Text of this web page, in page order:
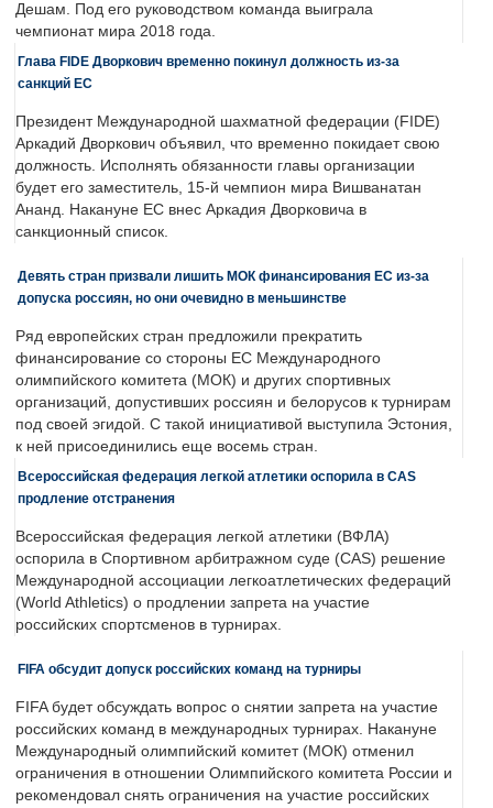
Дешам. Под его руководством команда выиграла
чемпионат мира 2018 года.
Глава FIDE Дворкович временно покинул должность из-за
санкций ЕС
Президент Международной шахматной федерации (FIDE)
Аркадий Дворкович объявил, что временно покидает свою
должность. Исполнять обязанности главы организации
будет его заместитель, 15-й чемпион мира Вишванатан
Ананд. Накануне ЕС внес Аркадия Дворковича в
санкционный список.
Девять стран призвали лишить МОК финансирования ЕС из-за
допуска россиян, но они очевидно в меньшинстве
Ряд европейских стран предложили прекратить
финансирование со стороны ЕС Международного
олимпийского комитета (МОК) и других спортивных
организаций, допустивших россиян и белорусов к турнирам
под своей эгидой. С такой инициативой выступила Эстония,
к ней присоединились еще восемь стран.
Всероссийская федерация легкой атлетики оспорила в CAS
продление отстранения
Всероссийская федерация легкой атлетики (ВФЛА)
оспорила в Спортивном арбитражном суде (CAS) решение
Международной ассоциации легкоатлетических федераций
(World Athletics) о продлении запрета на участие
российских спортсменов в турнирах.
FIFA обсудит допуск российских команд на турниры
FIFA будет обсуждать вопрос о снятии запрета на участие
российских команд в международных турнирах. Накануне
Международный олимпийский комитет (МОК) отменил
ограничения в отношении Олимпийского комитета России и
рекомендовал снять ограничения на участие российских